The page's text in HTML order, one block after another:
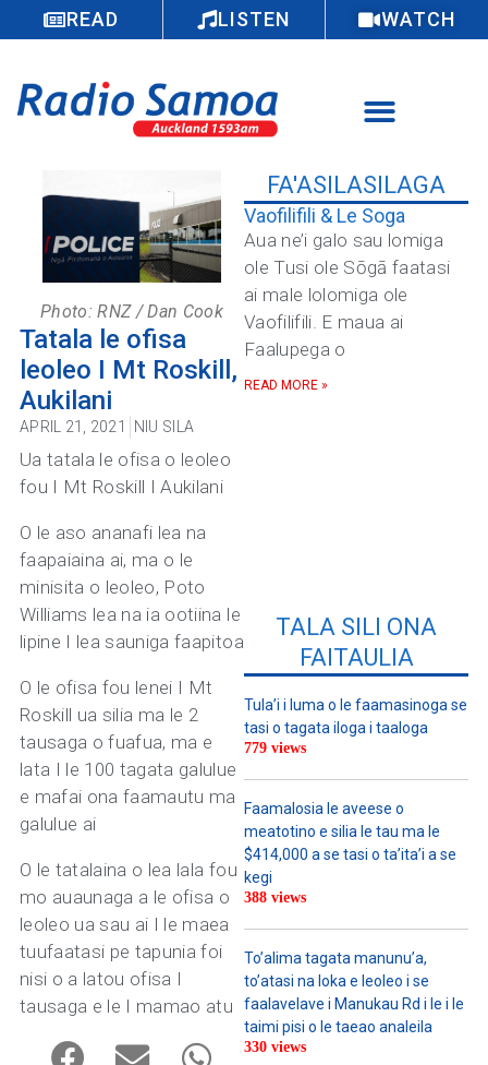
READ LISTEN WATCH
Photo: RNZ / Dan Cook
Tatala le ofisa
leoleo I Mt Roskill,
Aukilani
APRIL 21, 2021 NIU SILA
Ua tatala le ofisa o leoleo
fou I Mt Roskill I Aukilani
O le aso ananafi lea na
faapaiaina ai, ma o le
minisita o leoleo, Poto
Williams lea na ia ootiina le
lipine I lea sauniga faapitoa
O le ofisa fou lenei I Mt
Roskill ua silia ma le 2
tausaga o fuafua, ma e
lata I le 100 tagata galulue
e mafai ona faamautu ma
galulue ai
O le tatalaina o lea lala fou
mo auaunaga a le ofisa o
leoleo ua sau ai I le maea
tuufaatasi pe tapunia foi
nisi o a latou ofisa I
tausaga e le I mamao atu
FA'ASILASILAGA
Vaofilifili & Le Soga
Aua ne’i galo sau lomiga
ole Tusi ole Sōgā faatasi
ai male lolomiga ole
Vaofilifili. E maua ai
Faalupega o
READ MORE »
TALA SILI ONA
FAITAULIA
Tula’i i luma o le faamasinoga se
tasi o tagata iloga i taaloga
779 views
Faamalosia le aveese o
meatotino e silia le tau ma le
$414,000 a se tasi o ta’ita’i a se
kegi
388 views
To’alima tagata manunu’a,
to’atasi na loka e leoleo i se
faalavelave i Manukau Rd i le i le
taimi pisi o le taeao analeila
330 views